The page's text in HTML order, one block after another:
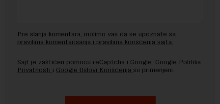
Pre slanja komentara, molimo vas da se upoznate sa
pravilima komentarisanja i pravilima korišćenja sajta.
Sajt je zaštićen pomocu reCaptcha i Google. Google Politika
Privatnosti i Google Uslovi Korišćenja su primenjeni.